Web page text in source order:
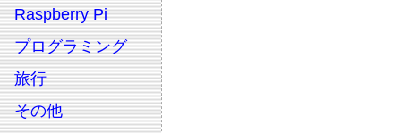
Raspberry Pi
プログラミング
旅行
その他